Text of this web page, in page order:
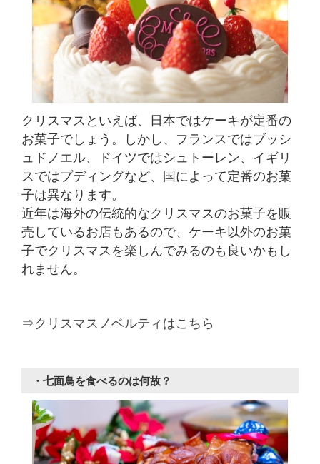
クリスマスといえば、日本ではケーキが定番の
お菓子でしょう。しかし、フランスではブッシ
ュドノエル、ドイツではシュトーレン、イギリ
スではプディングなど、国によって定番のお菓
子は異なります。
近年は海外の伝統的なクリスマスのお菓子を販
売しているお店もあるので、ケーキ以外のお菓
子でクリスマスを楽しんでみるのも良いかもし
れません。
⇒クリスマスノベルティはこちら
・七面鳥を食べるのは何故？